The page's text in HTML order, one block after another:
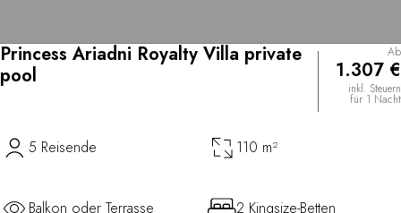
Princess Ariadni Royalty Villa private
pool
Ab
1.307 €
inkl. Steuern
für 1 Nacht
5 Reisende 110 m²
Balkon oder Terrasse 2 Kingsize-Betten